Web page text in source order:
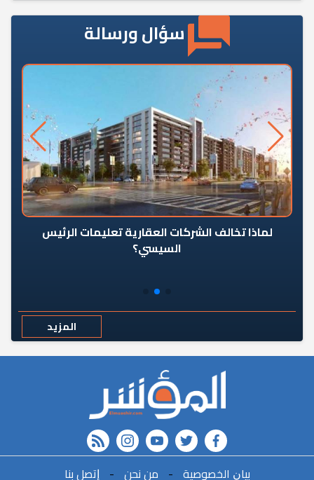
سؤال ورسالة
لماذا تخالف الشركات العقارية تعليمات الرئيس
السيسي؟
المزيد
FACEBOOK
twitter
youtube
instagram
rss feed
ﺑﻴﺎﻥ اﻟﺨﺼﻮﺻﻴﺔ - ﻣﻦ ﻧﺤﻦ - ﺇﺗﺼﻞ ﺑﻨﺎ